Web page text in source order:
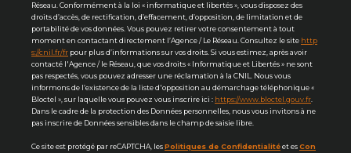
Réseau. Conformément à la loi « informatique et libertés », vous disposez des
droits d’accès, de rectification, d’effacement, d’opposition, de limitation et de
portabilité de vos données. Vous pouvez retirer votre consentement à tout
moment en contactant directement l’Agence / Le Réseau. Consultez le site http
s://cnil.fr/fr pour plus d’informations sur vos droits. Si vous estimez, après avoir
contacté l'Agence / le Réseau, que vos droits « Informatique et Libertés » ne sont
pas respectés, vous pouvez adresser une réclamation à la CNIL. Nous vous
informons de l’existence de la liste d'opposition au démarchage téléphonique «
Bloctel », sur laquelle vous pouvez vous inscrire ici : https://www.bloctel.gouv.fr.
Dans le cadre de la protection des Données personnelles, nous vous invitons à ne
pas inscrire de Données sensibles dans le champ de saisie libre.
Ce site est protégé par reCAPTCHA, lesPolitiques de Confidentialitéet esCon